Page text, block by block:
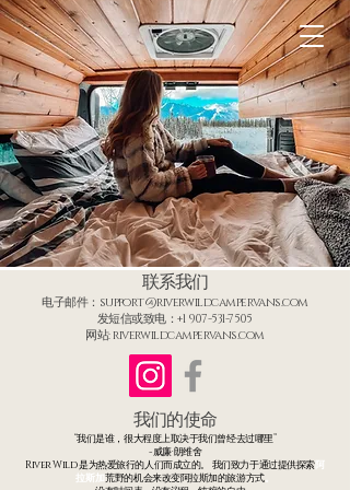
联系我们
电子邮件： support@riverwildcampervans.com
发短信或致电：+1 907-531-7505
网站: riverwildcampervans.com
我们的使命
“我们是谁，很大程度上取决于我们曾经去过哪里”
- 威廉·朗维舍
River Wild 是为热爱旅行的人们而成立的。
我们致力于通过提供探索阿
拉斯加荒野的机会来改变阿拉斯加的旅游方式。